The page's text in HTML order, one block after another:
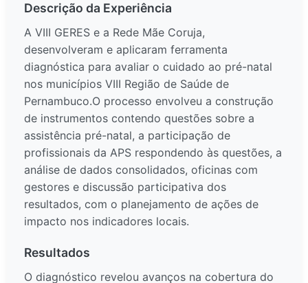
Descrição da Experiência
A VIII GERES e a Rede Mãe Coruja,
desenvolveram e aplicaram ferramenta
diagnóstica para avaliar o cuidado ao pré-natal
nos municípios VIII Região de Saúde de
Pernambuco.O processo envolveu a construção
de instrumentos contendo questões sobre a
assistência pré-natal, a participação de
profissionais da APS respondendo às questões, a
análise de dados consolidados, oficinas com
gestores e discussão participativa dos
resultados, com o planejamento de ações de
impacto nos indicadores locais.
Resultados
O diagnóstico revelou avanços na cobertura do